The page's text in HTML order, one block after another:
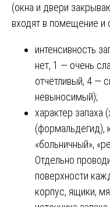
(окна и двери
входят в помещение и
интенсивность
нет, 1 — очень
отчётливый, 4 —
невыносимый);
характер запаха
(формальдегид),
«больничный»,
Отдельно
поверхности
корпус, ящики,